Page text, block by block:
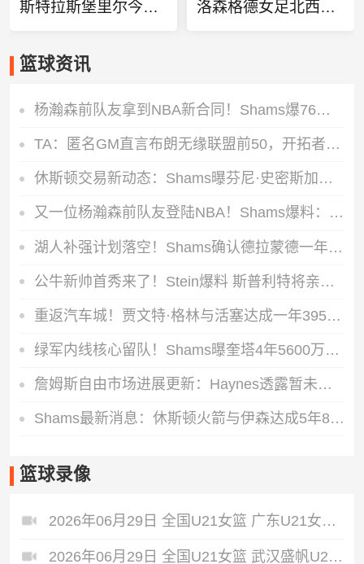
斯特拉斯堡里尔今日赛事 洛森格德女足北西兰女足今日赛事
篮球资讯
杨瀚森前队友拿到NBA新合同！Shams爆76人签下吕佩尔，这波补强太实用
TA：匿名GM直言布朗无缘联盟前50，开拓者早已将他归为赛场负价值球员
休斯顿交易新动态：Shams曝芬尼·史密斯加盟黄蜂，火箭送出3次轮收获1300万交易特例
又一位杨瀚森前队友登陆NBA！Shams爆料：凯莱布·乐福以双向合同正式加盟76人
湖人补强计划落空！Shams确认德拉蒙德一年390万美元正式签约尼克斯
公牛新帅首秀来了！Stein爆料 斯普利特将亲自带队征战夏联部分场次
重返汽车城！贾文特·格林与活塞达成一年395万美元签约协议
绿军内线核心留队！Shams曝奎塔4年5600万合同正式敲定
詹姆斯自由市场进展更新：Haynes透露暂未拒绝任何球队，历史地位是决策第一标尺
Shams最新消息：休斯顿火箭与伊森达成5年8150万全额保障续约共识
篮球录像
2026年06月29日 全国U21女篮 广东U21女篮 VS 山东U21 全场录像
2026年06月29日 全国U21女篮 武汉盛帆U21 VS 河北英励U21 全场录像